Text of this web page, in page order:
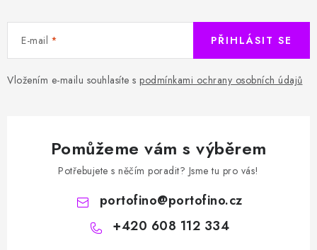
E-mail
Vložením e-mailu souhlasíte s podmínkami ochrany osobních údajů
PŘIHLÁSIT SE
Pomůžeme vám s výběrem
Potřebujete s něčím poradit? Jsme tu pro vás!
portofino@portofino.cz
+420 608 112 334